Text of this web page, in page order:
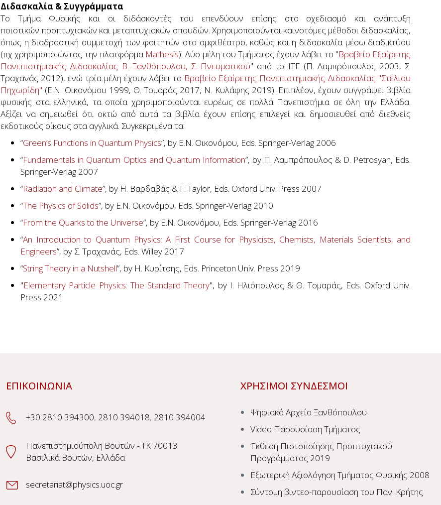
Διδασκαλία & Συγγράμματα
Το Τμήμα Φυσικής και οι διδάσκοντές του επενδύουν επίσης στο σχεδιασμό και ανάπτυξη
ποιοτικών προπτυχιακών και μεταπτυχιακών σπουδών. Χρησιμοποιούνται καινοτόμες μέθοδοι διδασκαλίας,
όπως η διαδραστική συμμετοχή των φοιτητών στο αμφιθέατρο, καθώς και η διδασκαλία μέσω διαδικτύου
(πχ χρησιμοποιώντας την πλατφόρμα Mathesis). Δύο μέλη του Τμήματος έχουν λάβει το "Βραβείο Εξαίρετης
Πανεπιστημιακής Διδασκαλίας Β. Ξανθόπουλου, Σ. Πνευματικού" από το ΙΤΕ (Π. Λαμπρόπουλος 2003, Σ.
Τραχανάς 2012), ενώ τρία μέλη έχουν λάβει το Βραβείο Εξαίρετης Πανεπιστημιακής Διδασκαλίας "Στέλιου
Πηχωρίδη" (Ε.Ν. Οικονόμου 1999, Θ. Τομαράς 2017, Ν. Κυλάφης 2019). Επιπλέον, έχουν συγγράψει βιβλία
φυσικής στα ελληνικά, τα οποία χρησιμοποιούνται ευρέως σε πολλά Πανεπιστήμια σε όλη την Ελλάδα.
Αξίζει να σημειωθεί ότι οκτώ από αυτά τα βιβλία έχουν επίσης επιλεγεί και δημοσιευθεί από διεθνείς
εκδοτικούς οίκους στα αγγλικά. Συγκεκριμένα τα:
“Green’s Functions in Quantum Physics”, by E.N. Οικονόμου, Eds. Springer-Verlag 2006
“Fundamentals in Quantum Optics and Quantum Information”, by Π. Λαμπρόπουλος & D. Petrosyan, Eds.
Springer-Verlag 2007
“Radiation and Climate”, by Η. Βαρδαβάς & F. Taylor, Eds. Oxford Univ. Press 2007
“The Physics of Solids”, by E.N. Οικονόμου, Eds. Springer-Verlag 2010
“From the Quarks to the Universe”, by E.N. Οικονόμου, Eds. Springer-Verlag 2016
“An Introduction to Quantum Physics: A First Course for Physicists, Chemists, Materials Scientists, and
Engineers”, by Σ. Τραχανάς, Eds. Willey 2017
“String Theory in a Nutshell”, by Η. Κυρίτσης, Eds. Princeton Univ. Press 2019
"Elementary Particle Physics: The Standard Theory", by Ι. Ηλιόπουλος & Θ. Τομαράς, Eds. Oxford Univ.
Press 2021
ΕΠΙΚΟΙΝΩΝΙΑ
+30 2810 394300, 2810 394018, 2810 394004
Πανεπιστημιούπολη Βουτών - TK 70013
Βασιλικά Βουτών, Ελλάδα
secretariat@physics.uoc.gr
ΧΡΗΣΙΜΟΙ ΣΥΝΔΕΣΜΟΙ
Ψηφιακό Αρχείο Ξανθόπουλου
Video Παρουσίαση Τμήματος
Έκθεση Πιστοποίησης Προπτυχιακού
Προγράμματος 2019
Εξωτερική Αξιολόγηση Τμήματος Φυσικής 2008
Σύντομη βιντεο-παρουσίαση του Παν. Κρήτης